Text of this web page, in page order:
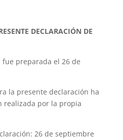
DECLARACIÓN DE
preparada el 26 de
la presente declaración ha
realizada por la propia
26 de septiembre